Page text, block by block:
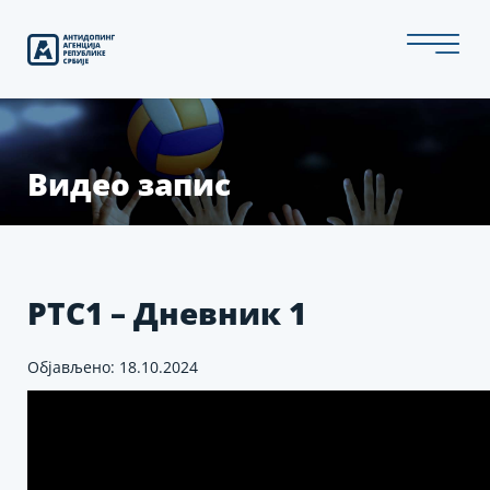
Видео запис
РТС1 – Дневник 1
Објављено: 18.10.2024